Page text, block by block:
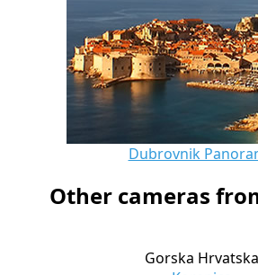
Dubrovnik
Other cameras
Gorska Hrvatska